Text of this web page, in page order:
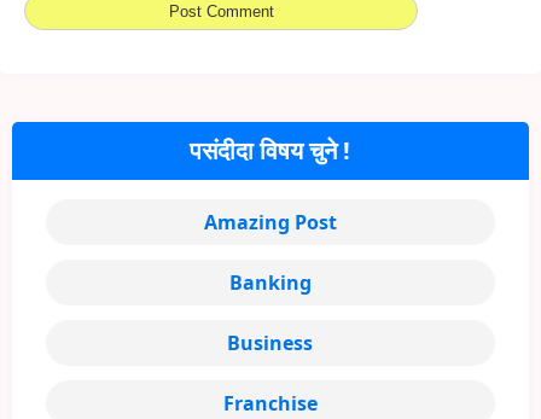
पसंदीदा विषय चुने !
Amazing Post
Banking
Business
Franchise